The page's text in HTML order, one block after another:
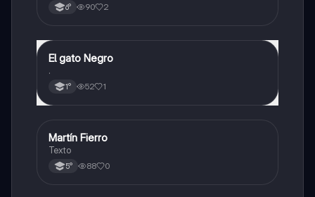
6° 90 2
Lengua
El gato Negro
.
1° 52 1
Lengua
Martín Fierro
Texto
5° 88 0